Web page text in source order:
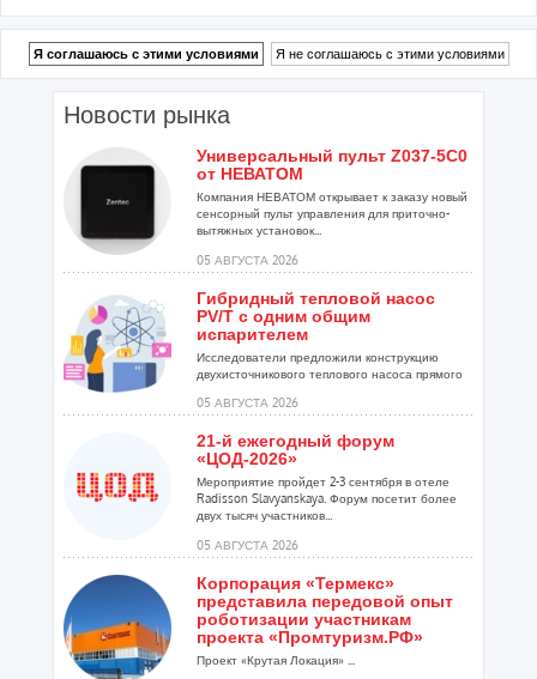
Новости рынка
Универсальный пульт Z037-5C0
от НЕВАТОМ
Компания НЕВАТОМ открывает к заказу новый
сенсорный пульт управления для приточно-
вытяжных установок...
05 АВГУСТА 2026
Гибридный тепловой насос
PV/T с одним общим
испарителем
Исследователи предложили конструкцию
двухисточникового теплового насоса прямого
05 АВГУСТА 2026
21-й ежегодный форум
«ЦОД-2026»
Мероприятие пройдет 2-3 сентября в отеле
Radisson Slavyanskaya. Форум посетит более
двух тысяч участников...
05 АВГУСТА 2026
Корпорация «Термекс»
представила передовой опыт
роботизации участникам
проекта «Промтуризм.РФ»
Проект «Крутая Локация» ...